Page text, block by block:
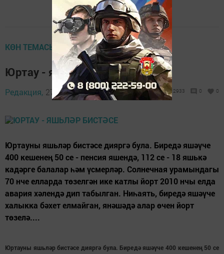
КӨН ТЕМАСЫ
Юртау - яшьләр бистәсе
Редакция, 27 февраль 2014 - 05:41 2933 0 0
Юртауны яшьләр бистәсе дияргә була. Биредә яшәүче
400 кешенең 50 се - пенсия яшендә, 112 се - 18 яшькә
кадәрге балалар һәм үсмерләр. Солнечная урамындагы
70 нче елларда төзелгән ике катлы йорт 2010 нчы елда
авария хәлендә дип табылган. Ниһаять, биредә яшәүче
халыкка бәхет елмайган, янәшәдә алар өчен йорт
төзелә....
Юртауны яшьләр бистәсе дияргә була. Биредә яшәүче 400 кешенең 50 се